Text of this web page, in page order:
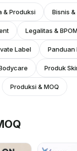
& Produksi Bisnis
Legalitas &
Label Panduan
Produk
Produksi & MOQ